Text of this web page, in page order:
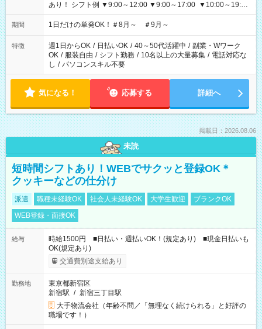
あり！ シフト例 ▼9:00～12:00 ▼9:00～17:00 ▼10:00～19:00
▼18:00～21:00
期間 1日だけの単発OK！＃8月～ ＃9月～
特徴 週1日からOK / 日払いOK / 40～50代活躍中 / 副業・Wワーク
OK / 服装自由 / シフト勤務 / 10名以上の大量募集 / 電話対応な
し / パソコンスキル不要
気になる！ 応募する 詳細へ
掲載日：2026.08.06
未読
短時間シフトあり！WEBでサクッと登録OK＊
クッキーなどの仕分け
派遣 職種未経験OK 社会人未経験OK 大学生歓迎
ブランクOK
WEB登録・面接OK
給与
時給1500円 ■日払い・週払いOK！(規定あり) ■現金日払いも
OK(規定あり)
交通費別途支給あり
勤務地
東京都新宿区
新宿駅 / 新宿三丁目駅
大手物流会社（年齢不問／「無理なく続けられる」と好評の
職場です！）